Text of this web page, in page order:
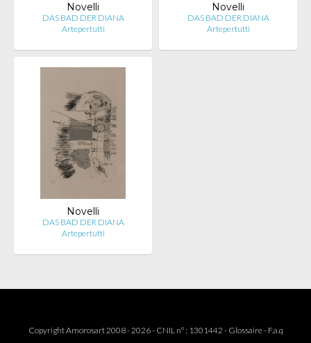
Novelli
DAS BAD DER DIANA
Artepertutti
Novelli
DAS BAD DER DIANA
Artepertutti
Novelli
DAS BAD DER DIANA
Artepertutti
Copyright Amorosart 2008 - 2026 - CNIL n° : 1301442 - Glossaire- F.a.q